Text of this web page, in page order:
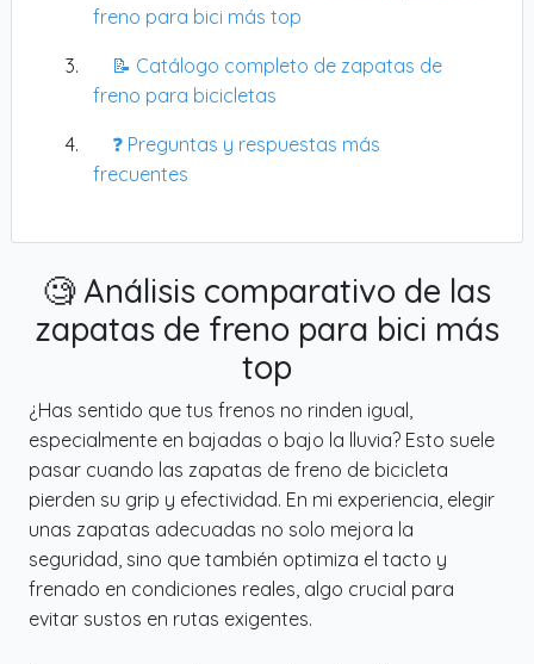
freno para bici más top
📝 Catálogo completo de zapatas de
freno para bicicletas
❓ Preguntas y respuestas más
frecuentes
🧐 Análisis comparativo de las
zapatas de freno para bici más
top
¿Has sentido que tus frenos no rinden igual,
especialmente en bajadas o bajo la lluvia? Esto suele
pasar cuando las zapatas de freno de bicicleta
pierden su grip y efectividad. En mi experiencia, elegir
unas zapatas adecuadas no solo mejora la
seguridad, sino que también optimiza el tacto y
frenado en condiciones reales, algo crucial para
evitar sustos en rutas exigentes.